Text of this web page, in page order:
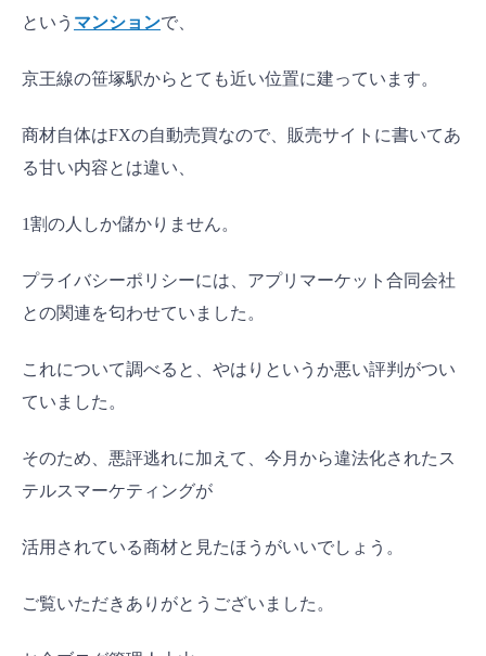
という マンションで、
京王線の笹塚駅からとても近い位置に建っています。
商材自体はFXの自動売買なので、販売サイトに書いてあ
る甘い内容とは違い、
1割の人しか儲かりません。
プライバシーポリシーには、アプリマーケット合同会社
との関連を匂わせていました。
これについて調べると、やはりというか悪い評判がつい
ていました。
そのため、悪評逃れに加えて、今月から違法化されたス
テルスマーケティングが
活用されている商材と見たほうがいいでしょう。
ご覧いただきありがとうございました。